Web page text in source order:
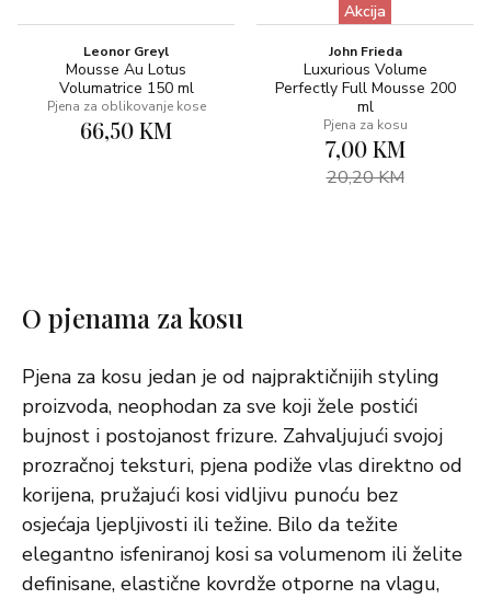
Leonor Greyl
Mousse Au Lotus
Volumatrice 150 ml
Pjena za oblikovanje kose
66,50 KM
Akcija
John Frieda
Luxurious Volume
Perfectly Full Mousse 200
ml
Pjena za kosu
7,00 KM
20,20 KM
O pjenama za kosu
Pjena za kosu jedan je od najpraktičnijih styling
proizvoda, neophodan za sve koji žele postići
bujnost i postojanost frizure. Zahvaljujući svojoj
prozračnoj teksturi, pjena podiže vlas direktno od
korijena, pružajući kosi vidljivu punoću bez
osjećaja ljepljivosti ili težine. Bilo da težite
elegantno isfeniranoj kosi sa volumenom ili želite
definisane, elastične kovrdže otporne na vlagu,